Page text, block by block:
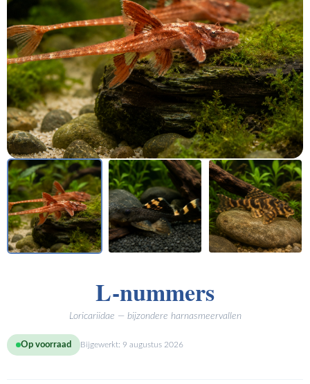
L-nummers
Loricariidae — bijzondere harnasmeervallen
Op voorraad Bijgewerkt: 9 augustus 2026